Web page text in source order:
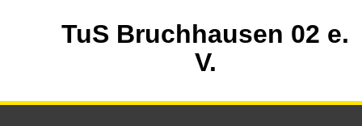
TuS Bruchhausen 02 e.
V.